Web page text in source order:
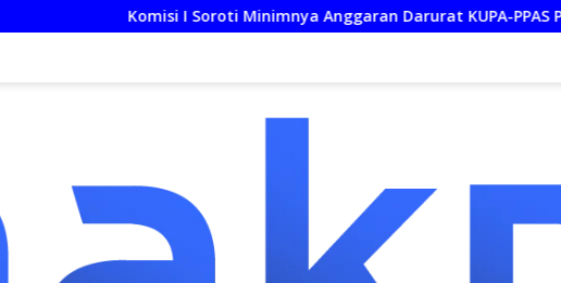
I Soroti Minimnya Anggaran Darurat KUPA-PPAS Perubahan 2026